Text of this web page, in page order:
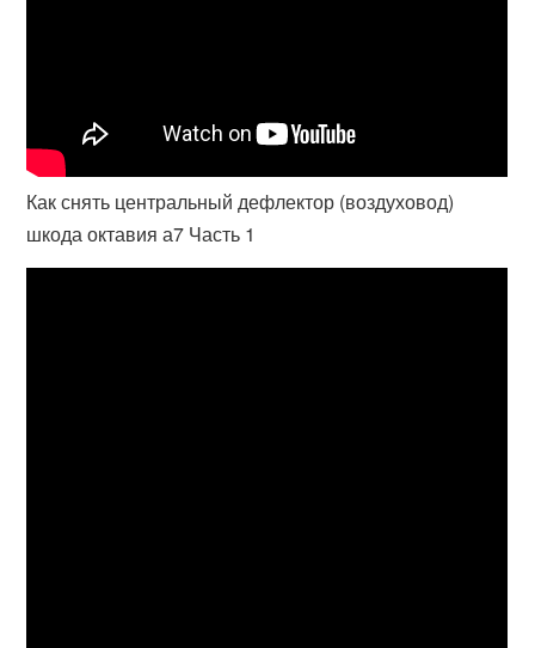
Как снять центральный дефлектор (воздуховод)
шкода октавия а7 Часть 1